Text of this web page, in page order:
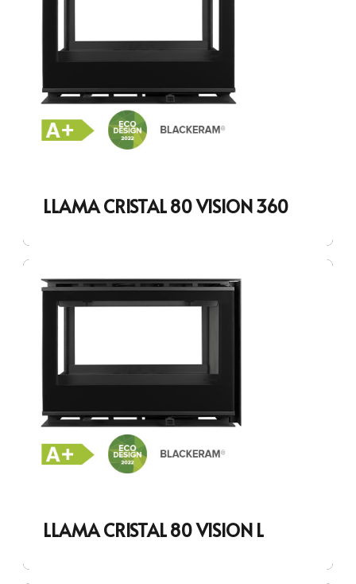
LLAMA CRISTAL 80 VISION 360
LLAMA CRISTAL 80 VISION L